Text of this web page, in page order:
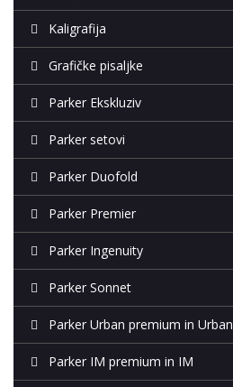
Kaligrafija
Grafičke pisaljke
Parker Ekskluziv
Parker setovi
Parker Duofold
Parker Premier
Parker Ingenuity
Parker Sonnet
Parker Urban premium in Urban
Parker IM premium in IM